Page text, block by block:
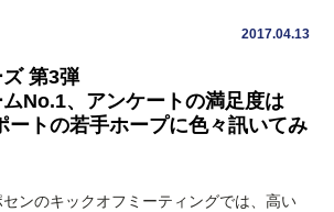
2017.04.13
第3弾
No.1、アンケートの満足度は
ートの若手ホープに色々訊いてみ
ンのキックオフミーティングでは、高い